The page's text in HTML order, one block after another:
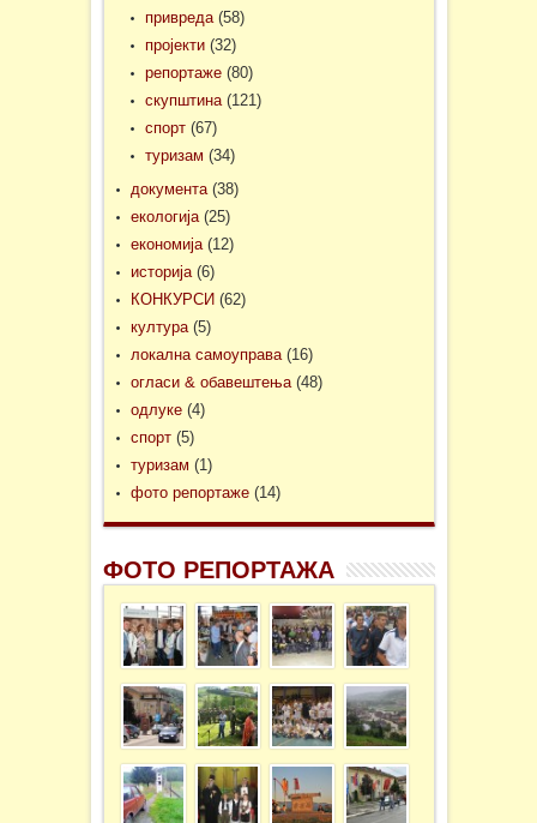
привреда(58)
пројекти(32)
репортаже(80)
скупштина(121)
спорт(67)
туризам (34)
документа(38)
екологија(25)
економија(12)
историја(6)
КОНКУРСИ(62)
култура(5)
локална самоуправа(16)
огласи & обавештења(48)
одлуке(4)
спорт(5)
туризам (1)
фото репортаже(14)
ФОТО РЕПОРТАЖА